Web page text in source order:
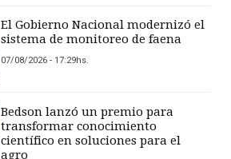
El Gobierno Nacional modernizó el
sistema de monitoreo de faena
07/08/2026 - 17:29hs.
Bedson lanzó un premio para
transformar conocimiento
científico en soluciones para el
agro